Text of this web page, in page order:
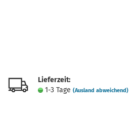
Lieferzeit:
1-3 Tage (Ausland abweichend)